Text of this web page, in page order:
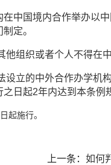
国境内合作举办以中
定。
他组织或者个人不得在
设立的中外合作办学机
之日起2年内达到本条例
日起施行。
上一条： 如何